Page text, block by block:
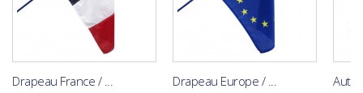
Drapeau France / ... Drapeau Europe / ...